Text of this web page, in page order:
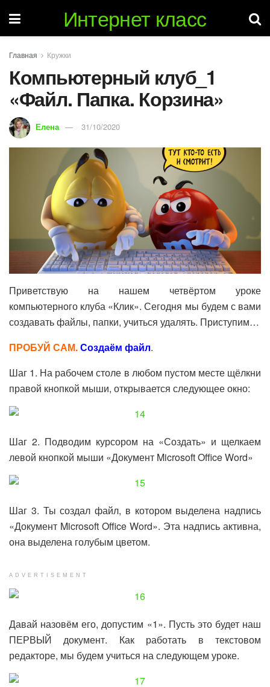
Интернет класс
Главная Кружки
Компьютерный клуб_1
«Файл. Папка. Корзина»
Елена 31/10/2020
Приветствую на нашем четвёртом уроке
компьютерного клуба «Клик». Сегодня мы будем с вами
создавать файлы, папки, учиться удалять. Приступим…
ПРОБУЙ САМ.Создаём файл.
Шаг 1. На рабочем столе в любом пустом месте щёлкни
правой кнопкой мыши, открывается следующее окно:
Шаг 2. Подводим курсором на «Создать» и щелкаем
левой кнопкой мыши «Документ Microsoft Office Word»
Шаг 3. Ты создал файл, в котором выделена надпись
«Документ Microsoft Office Word». Эта надпись активна,
она выделена голубым цветом.
ADVERTISEMENT
Давай назовём его, допустим «1». Пусть это будет наш
ПЕРВЫЙ документ. Как работать в текстовом
редакторе, мы будем учиться на следующем уроке.